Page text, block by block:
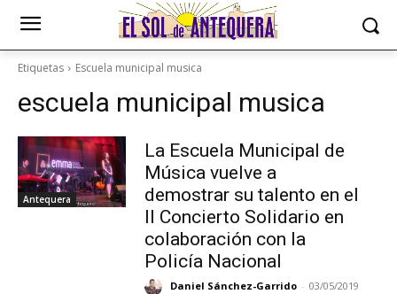
Etiquetas Escuela municipal musica
escuela municipal musica
Antequera
La Escuela Municipal de
Música vuelve a
demostrar su talento en el
II Concierto Solidario en
colaboración con la
Policía Nacional
Daniel Sánchez-Garrido - 03/05/2019